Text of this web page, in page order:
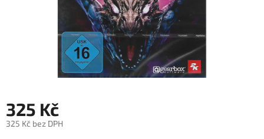
325 Kč
325 Kč bez DPH